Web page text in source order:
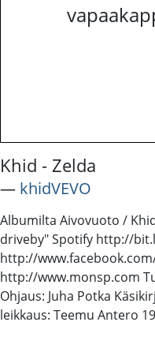
Khid - Zelda
― khidVEVO
Albumilta Aivovuoto /
driveby" Spotify http://
http://
http://www.monsp.com
Ohjaus: Juha Potka
leikkaus: Teemu Antero